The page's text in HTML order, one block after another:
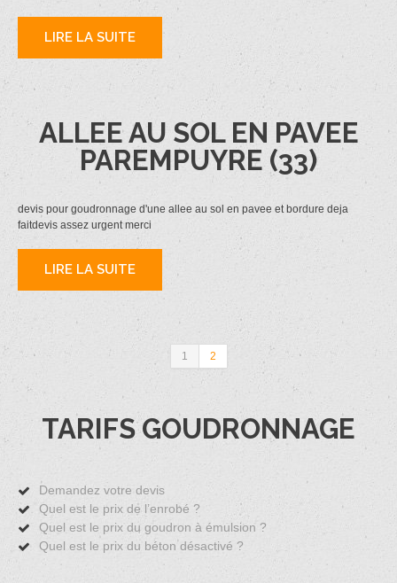
LIRE LA SUITE
ALLEE AU SOL EN PAVEE
PAREMPUYRE (33)
devis pour goudronnage d'une allee au sol en pavee et bordure deja
faitdevis assez urgent merci
LIRE LA SUITE
1 2
TARIFS GOUDRONNAGE
Demandez votre devis
Quel est le prix de l’enrobé ?
Quel est le prix du goudron à émulsion ?
Quel est le prix du béton désactivé ?